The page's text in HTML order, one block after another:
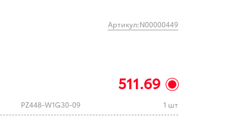
Артикул:N00000449
511.69
PZ448-W1G30-09 1 шт